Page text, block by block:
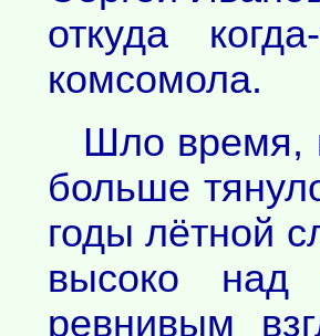
откуда
комсомола.
Шло время,
больше
годы лётной
высоко
ревнивым